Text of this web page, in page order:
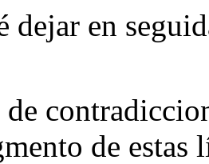
dejar en
de
de estas